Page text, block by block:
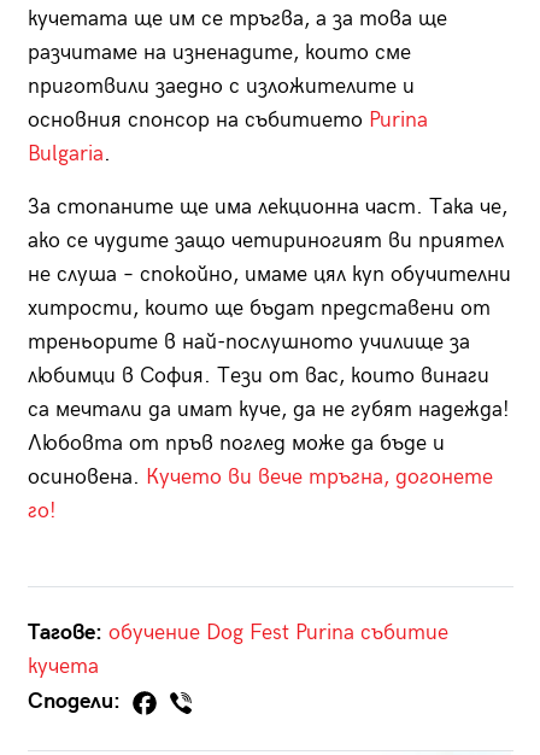
кучетата ще им се тръгва, а за това ще
разчитаме на изненадите, които сме
приготвили заедно с изложителите и
основния спонсор на събитието Purina
Bulgaria.
За стопаните ще има лекционна част. Така че,
ако се чудите защо четириногият ви приятел
не слуша – спокойно, имаме цял куп обучителни
хитрости, които ще бъдат представени от
треньорите в най-послушното училище за
любимци в София. Тези от вас, които винаги
са мечтали да имат куче, да не губят надежда!
Любовта от пръв поглед може да бъде и
осиновена. Кучето ви вече тръгна, догонете
го!
Тагове: обучение Dog Fest Purina събитие
кучета
Сподели: